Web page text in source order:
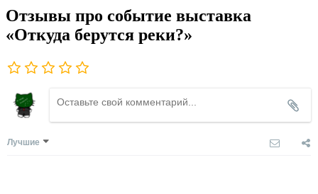
Отзывы про событие выставка
«Откуда берутся реки?»
Лучшие